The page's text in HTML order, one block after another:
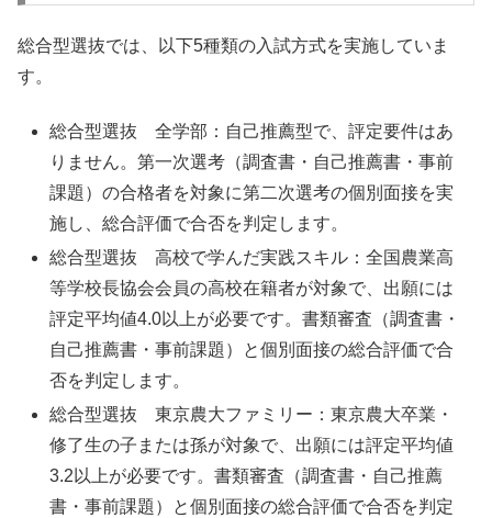
総合型選抜では、以下5種類の入試方式を実施していま
す。
総合型選抜 全学部：自己推薦型で、評定要件はあ
りません。第一次選考（調査書・自己推薦書・事前
課題）の合格者を対象に第二次選考の個別面接を実
施し、総合評価で合否を判定します。
総合型選抜 高校で学んだ実践スキル：全国農業高
等学校長協会会員の高校在籍者が対象で、出願には
評定平均値4.0以上が必要です。書類審査（調査書・
自己推薦書・事前課題）と個別面接の総合評価で合
否を判定します。
総合型選抜 東京農大ファミリー：東京農大卒業・
修了生の子または孫が対象で、出願には評定平均値
3.2以上が必要です。書類審査（調査書・自己推薦
書・事前課題）と個別面接の総合評価で合否を判定